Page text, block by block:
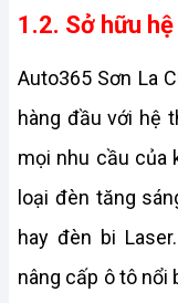
1.2. Sở hữu
Auto365 Sơn La
hàng đầu với hệ
mọi nhu cầu của
loại đèn tăng
hay đèn bi
nâng cấp ô tô nổi